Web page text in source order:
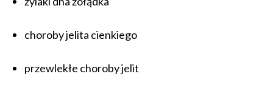
choroby jelita cienkiego
przewlekłe choroby jelit